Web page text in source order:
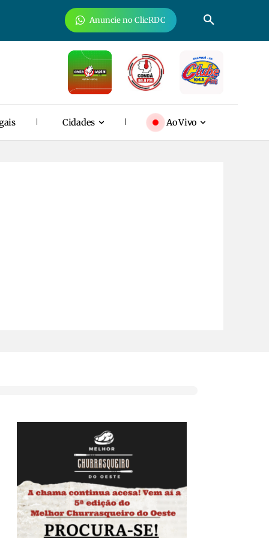
Anuncie no ClicRDC
Cidades Ao Vivo